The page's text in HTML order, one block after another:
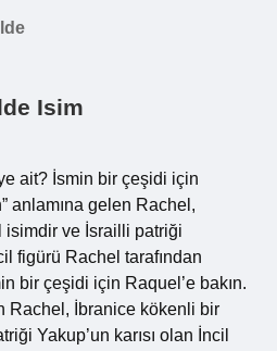
Isim
ait? İsmin bir çeşidi için
anlamına gelen Rachel,
isimdir ve İsrailli patriği
figürü Rachel tarafından
bir çeşidi için Raquel’e bakın.
Rachel, İbranice kökenli bir
Yakup’un karısı olan İncil